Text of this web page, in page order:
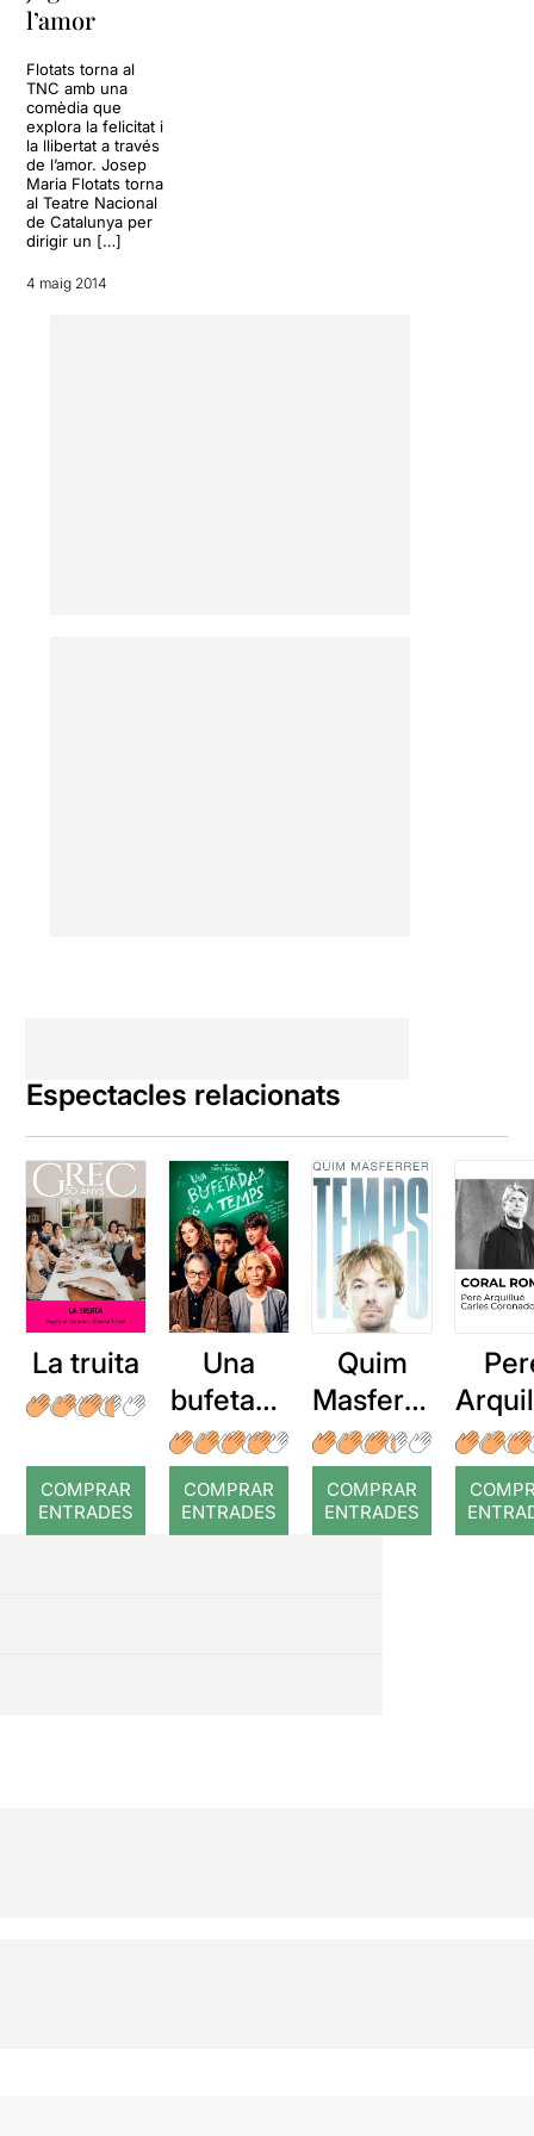
l’amor
Flotats torna al
TNC amb una
comèdia que
explora la felicitat i
la llibertat a través
de l’amor. Josep
Maria Flotats torna
al Teatre Nacional
de Catalunya per
dirigir un […]
4 maig 2014
Espectacles relacionats
La truita
COMPRAR
ENTRADES
Una
bufetada
a temps
COMPRAR
ENTRADES
Quim
Masferre
r: Temps
COMPRAR
ENTRADES
: